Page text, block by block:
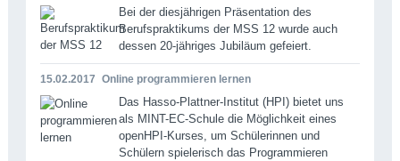
Bei der diesjährigen Präsentation des
Berufspraktikums der MSS 12 wurde auch
dessen 20-jähriges Jubiläum gefeiert.
15.02.2017 Online programmieren lernen
Das Hasso-Plattner-Institut (HPI) bietet uns
als MINT-EC-Schule die Möglichkeit eines
openHPI-Kurses, um Schülerinnen und
Schülern spielerisch das Programmieren